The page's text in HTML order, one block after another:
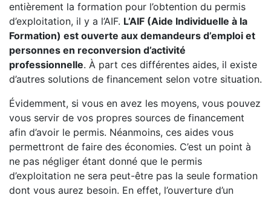
entièrement la formation pour l’obtention du permis
d’exploitation, il y a l’AIF. L’AIF (Aide Individuelle à la
Formation) est ouverte aux demandeurs d’emploi et
personnes en reconversion d’activité
professionnelle. À part ces différentes aides, il existe
d’autres solutions de financement selon votre situation.
Évidemment, si vous en avez les moyens, vous pouvez
vous servir de vos propres sources de financement
afin d’avoir le permis. Néanmoins, ces aides vous
permettront de faire des économies. C’est un point à
ne pas négliger étant donné que le permis
d’exploitation ne sera peut-être pas la seule formation
dont vous aurez besoin. En effet, l’ouverture d’un